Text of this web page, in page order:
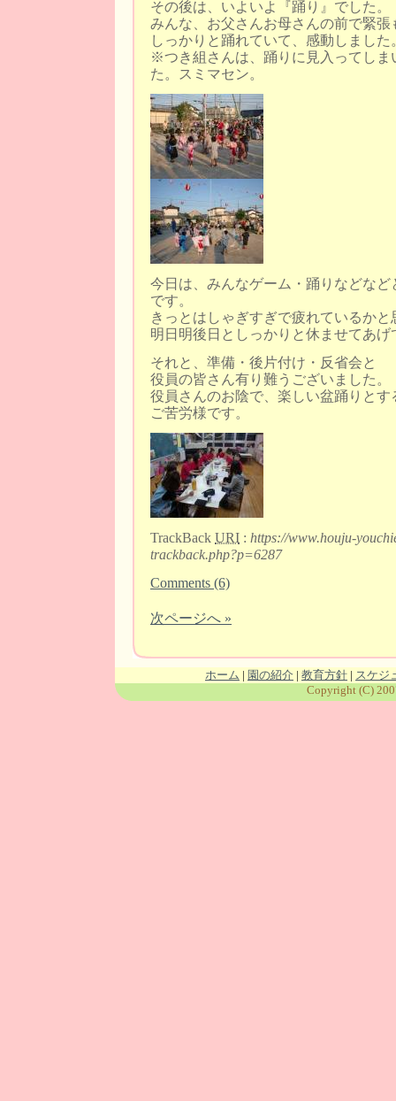
その後は、いよいよ『踊り』でした。
みんな、お父さんお母さんの前で緊
しっかりと踊れていて、感動しました
※つき組さんは、踊りに見入ってしま
た。スミマセン。
今日は、みんなゲーム・踊りなどな
です。
きっとはしゃぎすぎで疲れているかと
明日明後日としっかりと休ませてあげ
それと、準備・後片付け・反省会と
役員の皆さん有り難うございました。
役員さんのお陰で、楽しい盆踊りと
ご苦労様です。
TrackBack URI : https://www.houju-
trackback.php?p=6287
Comments (6)
次ページへ »
ホーム | 園の紹介 | 教育方針 | スケジ
Copyright (C)